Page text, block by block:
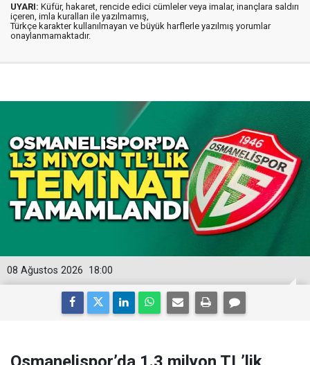
UYARI: Küfür, hakaret, rencide edici cümleler veya imalar, inançlara saldırı
içeren, imla kuralları ile yazılmamış,
Türkçe karakter kullanılmayan ve büyük harflerle yazılmış yorumlar
onaylanmamaktadır.
18:00
08 Ağustos 2026